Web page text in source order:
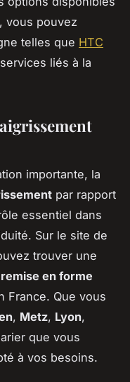
vous pouvez
telles que HTC
liés à la
importante, la
par rapport
essentiel dans
Sur le site de
trouver une
en forme
France. Que vous
, Metz, Lyon,
que vous
à vos besoins.